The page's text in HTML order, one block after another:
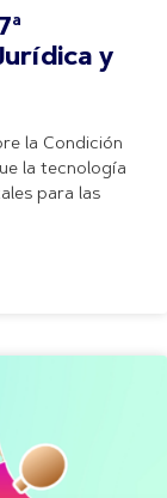
y
la Condición
la tecnología
para las